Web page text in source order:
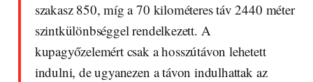
szakasz 850, míg a 70 kilométeres táv 2440 méter
szintkülönbséggel rendelkezett. A
kupagyőzelemért csak a hosszútávon lehetett
indulni, de ugyanezen a távon indulhattak az